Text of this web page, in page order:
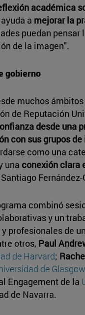
académica
a mejorar la
puedan
de la imagen".
gobierno
muchos
de Reputación
desde una
con sus grupos
como una
una conexión clara
combinó
y un
profesionales de
otros, Paul
de Harvard;
de Glasgow
Engagement de la
de Navarra.